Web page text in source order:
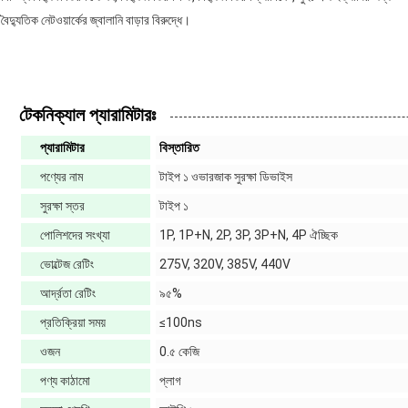
বৈদ্যুতিক নেটওয়ার্কের জ্বালানি বাড়ার বিরুদ্ধে।
টেকনিক্যাল প্যারামিটারঃ
প্যারামিটার
বিস্তারিত
পণ্যের নাম
টাইপ ১ ওভারজাক সুরক্ষা ডিভাইস
সুরক্ষা স্তর
টাইপ ১
পোলিশদের সংখ্যা
1P, 1P+N, 2P, 3P, 3P+N, 4P ঐচ্ছিক
ভোল্টেজ রেটিং
275V, 320V, 385V, 440V
আর্দ্রতা রেটিং
৯৫%
প্রতিক্রিয়া সময়
≤100ns
ওজন
0.৫ কেজি
পণ্য কাঠামো
প্লাগ